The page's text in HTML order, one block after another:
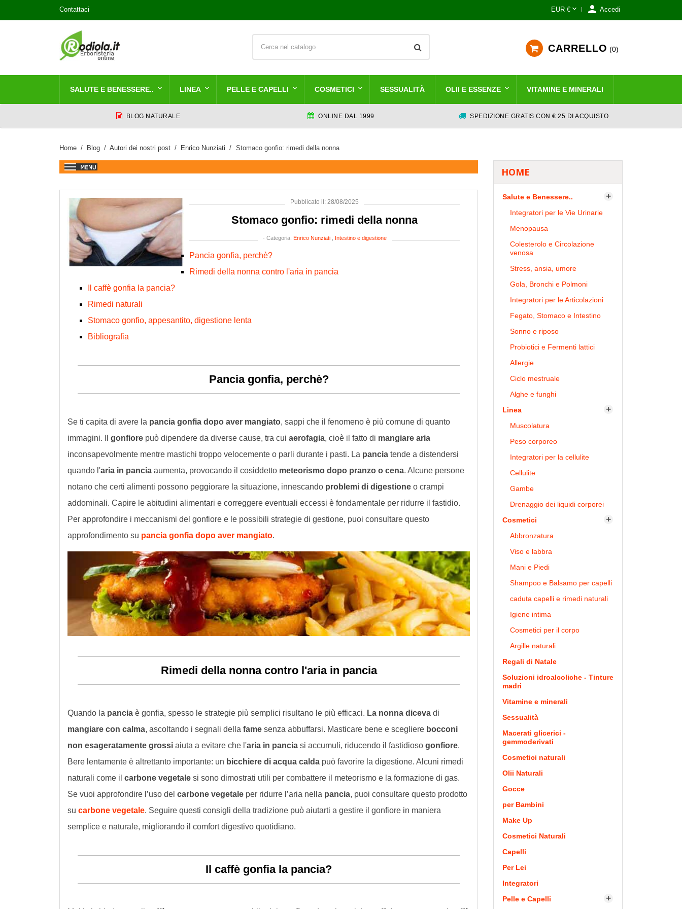
Contattaci EUR €  Accedi
CARRELLO 0
SALUTE E BENESSERE.. LINEA PELLE E CAPELLI COSMETICI SESSUALITÀ OLII E ESSENZE VITAMINE E MINERALI
BLOG NATURALE ONLINE DAL 1999 SPEDIZIONE GRATIS CON € 25 DI ACQUISTO
Home Blog Autori dei nostri post Enrico Nunziati Stomaco gonfio: rimedi della nonna
HOME
Salute e Benessere.. 
Integratori per le Vie Urinarie
Menopausa
Colesterolo e Circolazione
venosa
Stress, ansia, umore
Gola, Bronchi e Polmoni
Integratori per le Articolazioni
Fegato, Stomaco e Intestino
Sonno e riposo
Probiotici e Fermenti lattici
Allergie
Ciclo mestruale
Alghe e funghi
Linea

Muscolatura
Peso corporeo
Integratori per la cellulite
Cellulite
Gambe
Drenaggio dei liquidi corporei
Cosmetici

Abbronzatura
Viso e labbra
Mani e Piedi
Shampoo e Balsamo per capelli
caduta capelli e rimedi naturali
Igiene intima
Cosmetici per il corpo
Argille naturali
Regali di Natale
Soluzioni idroalcoliche - Tinture
madri
Vitamine e minerali
Sessualità
Macerati glicerici -
gemmoderivati
Cosmetici naturali
Olii Naturali
Gocce
per Bambini
Make Up
Cosmetici Naturali
Capelli
Per Lei
Integratori
Pelle e Capelli

Pubblicato il: 28/08/2025
Stomaco gonfio: rimedi della nonna
- Categoria: Enrico Nunziati, Intestino e digestione
Pancia gonfia, perchè?
Rimedi della nonna contro l'aria in pancia
Il caffè gonfia la pancia?
Rimedi naturali
Stomaco gonfio, appesantito, digestione lenta
Bibliografia
Pancia gonfia, perchè?
Se ti capita di avere la pancia gonfia dopo aver mangiato, sappi che il fenomeno è più comune di quanto
immagini. Il gonfiore può dipendere da diverse cause, tra cui aerofagia, cioè il fatto di mangiare aria
inconsapevolmente mentre mastichi troppo velocemente o parli durante i pasti. La pancia tende a distendersi
quando l'aria in pancia aumenta, provocando il cosiddetto meteorismo dopo pranzo o cena. Alcune persone
notano che certi alimenti possono peggiorare la situazione, innescando problemi di digestione o crampi
addominali. Capire le abitudini alimentari e correggere eventuali eccessi è fondamentale per ridurre il fastidio.
Per approfondire i meccanismi del gonfiore e le possibili strategie di gestione, puoi consultare questo
approfondimento su pancia gonfia dopo aver mangiato.
Rimedi della nonna contro l'aria in pancia
Quando la pancia è gonfia, spesso le strategie più semplici risultano le più efficaci. La nonna diceva di
mangiare con calma, ascoltando i segnali della fame senza abbuffarsi. Masticare bene e scegliere bocconi
non esageratamente grossi aiuta a evitare che l'aria in pancia si accumuli, riducendo il fastidioso gonfiore.
Bere lentamente è altrettanto importante: un bicchiere di acqua calda può favorire la digestione. Alcuni rimedi
naturali come il carbone vegetale si sono dimostrati utili per combattere il meteorismo e la formazione di gas.
Se vuoi approfondire l’uso del carbone vegetale per ridurre l’aria nella pancia, puoi consultare questo prodotto
su carbone vegetale. Seguire questi consigli della tradizione può aiutarti a gestire il gonfiore in maniera
semplice e naturale, migliorando il comfort digestivo quotidiano.
Il caffè gonfia la pancia?